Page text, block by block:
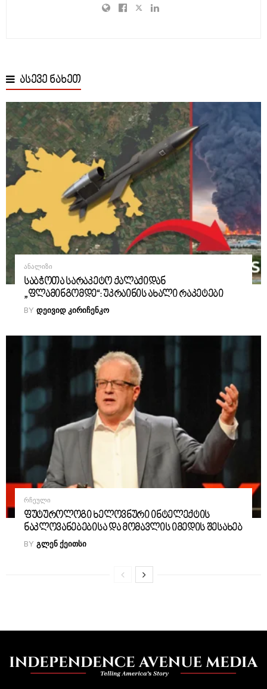
ასევე ნახეთ
ᲐᲜᲐᲚᲘᲖᲘ
საბჭოთა სარაკეტო ქალაქიდან
„ფლამინგომდე“: უკრაინის ახალი რაკეტები
BY ᲓᲔᲘᲕᲘᲓ ᲙᲘᲠᲘᲩᲔᲜᲙᲝ
ᲠᲩᲔᲣᲚᲘ
ფუტუროლოგი ხელოვნური ინტელექტის
ნაკლოვანებებისა და მომავლის იმედის შესახებ
BY ᲒᲚᲔᲜ ᲥᲔᲘᲗᲡᲘ